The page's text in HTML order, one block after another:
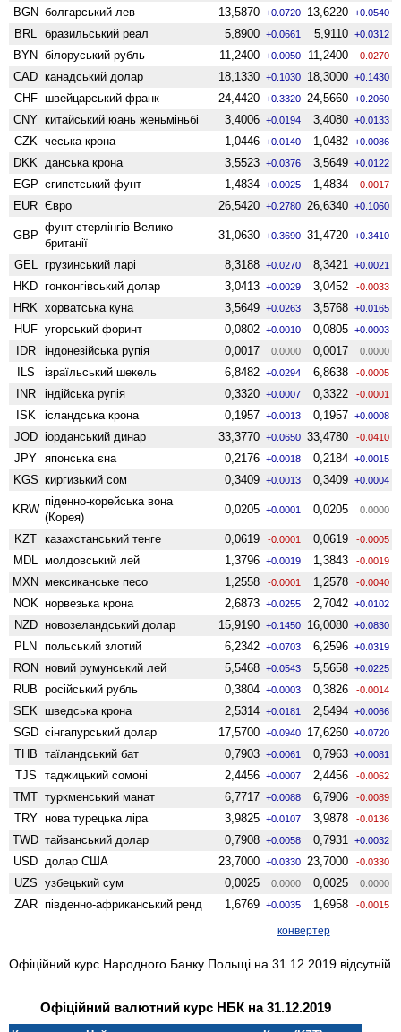
BGN болгарський лев 13,5870 +0.0720 13,6220 +0.0540
BRL бразильський реал 5,8900 +0.0661 5,9110 +0.0312
BYN білоруський рубль 11,2400 +0.0050 11,2400 -0.0270
CAD канадський долар 18,1330 +0.1030 18,3000 +0.1430
CHF швейцарський франк 24,4420 +0.3320 24,5660 +0.2060
CNY китайський юань женьмiньбi 3,4006 +0.0194 3,4080 +0.0133
CZK чеська крона 1,0446 +0.0140 1,0482 +0.0086
DKK данська крона 3,5523 +0.0376 3,5649 +0.0122
EGP єгипетський фунт 1,4834 +0.0025 1,4834 -0.0017
EUR Євро 26,5420 +0.2780 26,6340 +0.1060
GBP
фунт стерлінгів Велико­
британії
31,0630 +0.3690 31,4720 +0.3410
GEL грузинський ларі 8,3188 +0.0270 8,3421 +0.0021
HKD гонконгівський долар 3,0413 +0.0029 3,0452 -0.0033
HRK хорватська куна 3,5649 +0.0263 3,5768 +0.0165
HUF угорський форинт 0,0802 +0.0010 0,0805 +0.0003
IDR індонезійська рупія 0,0017 0.0000 0,0017 0.0000
ILS ізраїльський шекель 6,8482 +0.0294 6,8638 -0.0005
INR індійська рупія 0,3320 +0.0007 0,3322 -0.0001
ISK ісландська крона 0,1957 +0.0013 0,1957 +0.0008
JOD іорданський динар 33,3770 +0.0650 33,4780 -0.0410
JPY японська єна 0,2176 +0.0018 0,2184 +0.0015
KGS киргизький сом 0,3409 +0.0013 0,3409 +0.0004
KRW
піденно-корейська вона
(Корея)
0,0205 +0.0001 0,0205 0.0000
KZT казахстанський тенге 0,0619 -0.0001 0,0619 -0.0005
MDL молдовський лей 1,3796 +0.0019 1,3843 -0.0019
MXN мексиканське песо 1,2558 -0.0001 1,2578 -0.0040
NOK норвезька крона 2,6873 +0.0255 2,7042 +0.0102
NZD ново­зеландський долар 15,9190 +0.1450 16,0080 +0.0830
PLN польський злотий 6,2342 +0.0703 6,2596 +0.0319
RON новий румунський лей 5,5468 +0.0543 5,5658 +0.0225
RUB російський рубль 0,3804 +0.0003 0,3826 -0.0014
SEK шведська крона 2,5314 +0.0181 2,5494 +0.0066
SGD сінгапурський долар 17,5700 +0.0940 17,6260 +0.0720
THB таїландський бат 0,7903 +0.0061 0,7963 +0.0081
TJS таджицький сомоні 2,4456 +0.0007 2,4456 -0.0062
TMT туркменський манат 6,7717 +0.0088 6,7906 -0.0089
TRY нова турецька ліра 3,9825 +0.0107 3,9878 -0.0136
TWD тайванський долар 0,7908 +0.0058 0,7931 +0.0032
USD долар США 23,7000 +0.0330 23,7000 -0.0330
UZS узбецький сум 0,0025 0.0000 0,0025 0.0000
ZAR південно-африканський ренд 1,6769 +0.0035 1,6958 -0.0015
конвертер
Офіційний курс Народного Банку Польщі на 31.12.2019 відсутній
Офіційний валютний курс НБК на 31.12.2019